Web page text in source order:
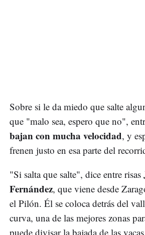
Sobre si le da miedo que salte
que "malo sea, espero que no",
bajan con mucha velocidad, y
frenen justo en esa parte del
"Si salta que salte", dice entre risas
Fernández, que viene desde
el Pilón. Él se coloca detrás del
curva, una de las mejores zonas
puede divisar la bajada de las